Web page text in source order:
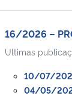
16/2026 –
Ultimas
10/07/
04/05/